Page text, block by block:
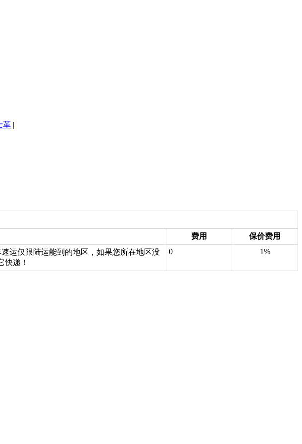
革 |
费用
保价费用
运仅限陆运能到的地区，如果您所在地区没
快递！
0 1%